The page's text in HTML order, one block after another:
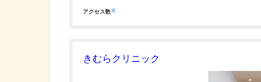
アクセス数※
きむらクリニック